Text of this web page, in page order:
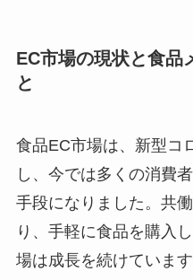
EC市場の現状と食品
と
食品EC市場は、新型コ
し、今では多くの消費
手段になりました。共
り、手軽に食品を購入
場は成長を続けています